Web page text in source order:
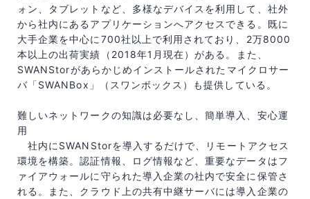
ォン、タブレットなど、多様なデバイスを利用して、社外
から社内にあるアプリケーションへアクセスできる。既に
大手企業を中心に700社以上で利用されており、2万8000
本以上の出荷実績（2018年1月現在）がある。また、
SWANStorがあらかじめインストールされたマイクロサー
バ「SWANBox」（スワンボックス）も提供している。
難しいネットワークの知識は必要なし、簡単導入、安心運
用
社内にSWANStorを導入するだけで、リモートアクセス
環境を構築。認証情報、ログ情報など、重要なデータはフ
ァイアウォールに守られた導入企業の社内で安全に保管さ
れる。また、クラウド上の共有中継サーバには導入企業の